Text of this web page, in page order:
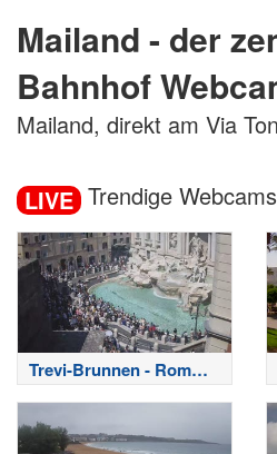
Mailand - der
Bahnhof
Mailand, direkt am Via
LIVE Trendige Webcams
Trevi-Brunnen - Rom
Webcam